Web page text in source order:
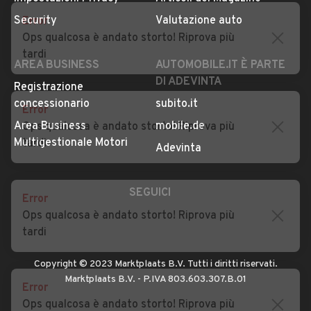
Impostazioni Privacy
Security
Articoli del Magazine
Valutazione auto
AREA BUSINESS
Registrazione
concessionario
Area Business
AUTOMOBILE.IT È PARTE
DI ADEVINTA
subito.it
mobile.de
SEGUICI
Copyright © 2023 Marktplaats B.V. Tutti i diritti riservati.
Marktplaats B.V. - P.IVA 803.603.307.B.01
Error
Ops qualcosa è andato storto! Riprova più
tardi
Error
Ops qualcosa è andato storto! Riprova più
tardi
Error
Ops qualcosa è andato storto! Riprova più
tardi
Error
Ops qualcosa è andato storto! Riprova più